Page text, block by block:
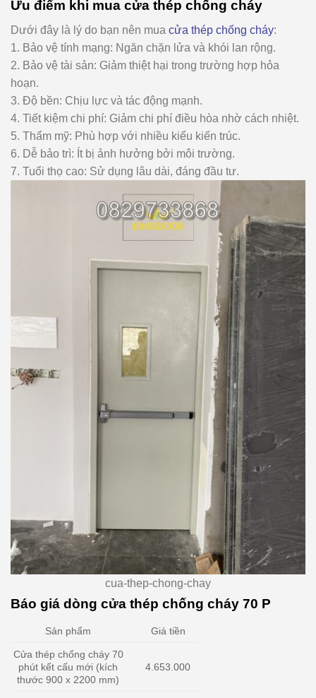
Ưu điểm khi mua cửa thép chống cháy
Dưới đây là lý do bạn nên mua cửa thép chống cháy:
1. Bảo vệ tính mạng: Ngăn chặn lửa và khói lan rộng.
2. Bảo vệ tài sản: Giảm thiệt hại trong trường hợp hỏa
hoạn.
3. Độ bền: Chịu lực và tác động mạnh.
4. Tiết kiệm chi phí: Giảm chi phí điều hòa nhờ cách nhiệt.
5. Thẩm mỹ: Phù hợp với nhiều kiểu kiến trúc.
6. Dễ bảo trì: Ít bị ảnh hưởng bởi môi trường.
7. Tuổi thọ cao: Sử dụng lâu dài, đáng đầu tư.
cua-thep-chong-chay
Báo giá dòng cửa thép chống cháy 70 P
Sản phẩm Giá tiền
Cửa thép chống cháy 70
phút kết cấu mới (kích
thước 900 x 2200 mm)
4.653.000